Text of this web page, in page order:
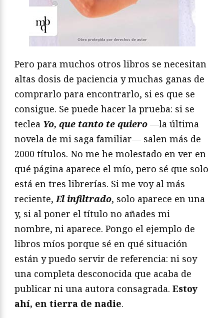
Pero para muchos otros libros se necesitan
altas dosis de paciencia y muchas ganas de
comprarlo para encontrarlo, si es que se
consigue. Se puede hacer la prueba: si se
teclea Yo, que tanto te quiero―la última
novela de mi saga familiar― salen más de
2000 títulos. No me he molestado en ver en
qué página aparece el mío, pero sé que solo
está en tres librerías. Si me voy al más
reciente,El infiltrado, solo aparece en una
y, si al poner el título no añades mi
nombre, ni aparece. Pongo el ejemplo de
libros míos porque sé en qué situación
están y puedo servir de referencia: ni soy
una completa desconocida que acaba de
publicar ni una autora consagrada. Estoy
ahí, en tierra de nadie.